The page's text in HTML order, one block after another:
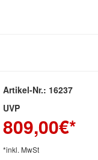
Artikel-Nr.: 16237
UVP
809,00€*
*inkl. MwSt